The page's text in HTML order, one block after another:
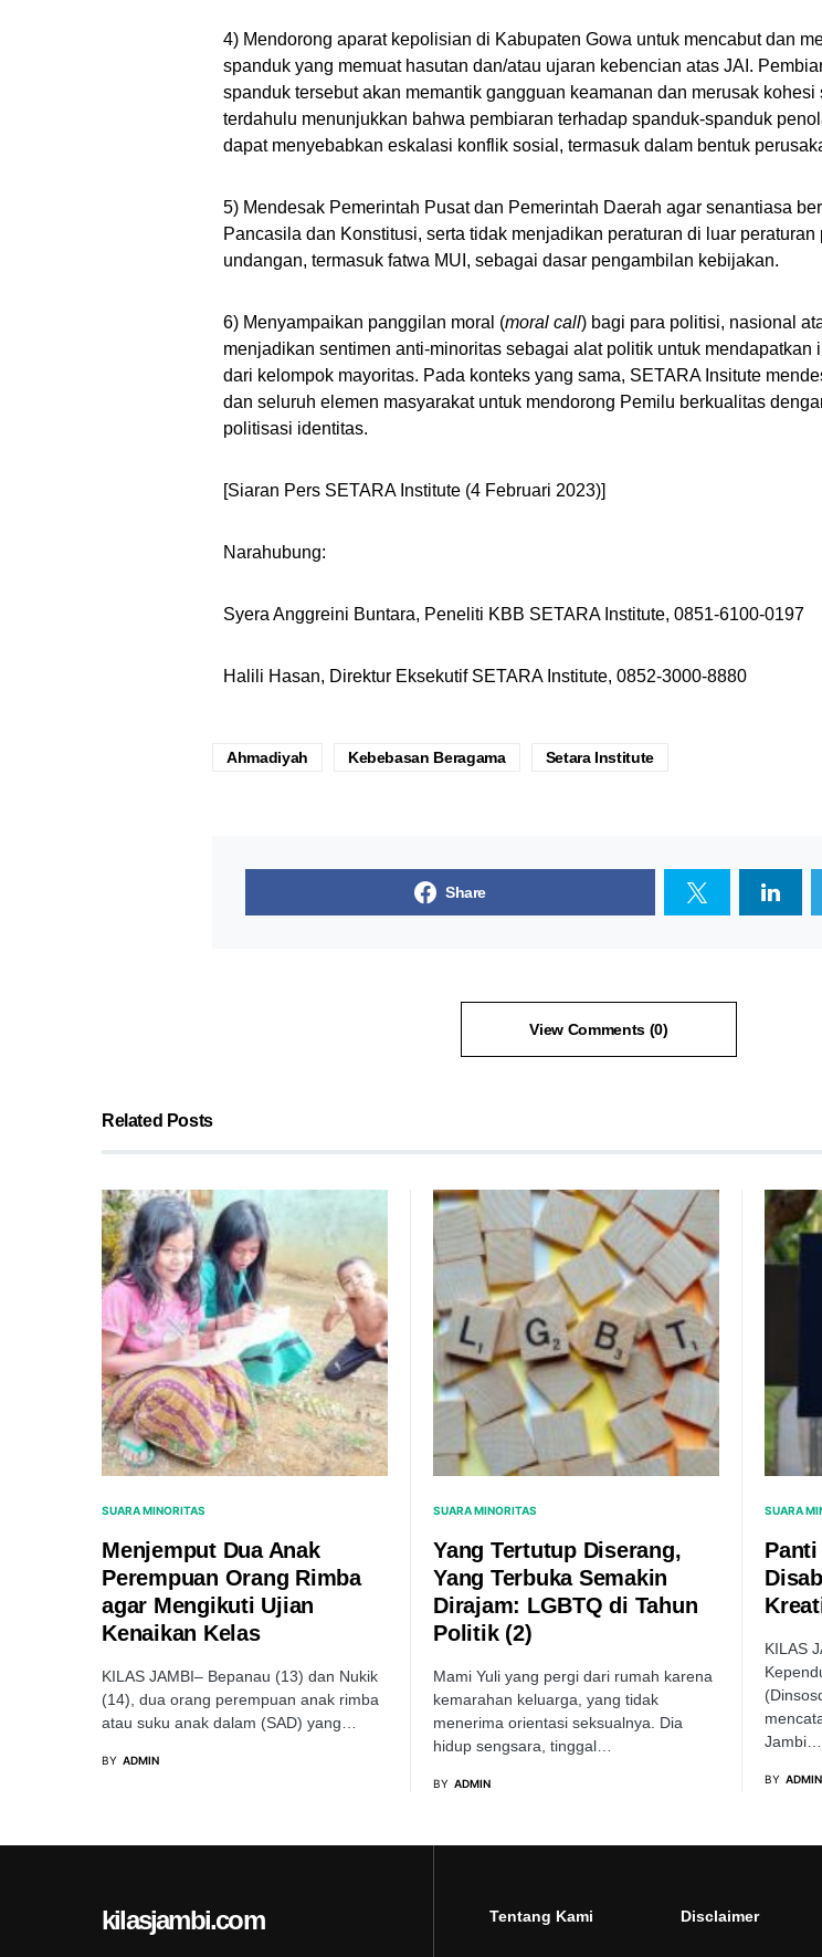
4) Mendorong aparat kepolisian di Kabupaten Gowa untuk mencabut dan
spanduk yang memuat hasutan dan/atau ujaran kebencian atas JAI.
spanduk tersebut akan memantik gangguan keamanan dan merusak kohesi
terdahulu menunjukkan bahwa pembiaran terhadap spanduk-spanduk
dapat menyebabkan eskalasi konflik sosial, termasuk dalam bentuk
5) Mendesak Pemerintah Pusat dan Pemerintah Daerah agar senantiasa
Pancasila dan Konstitusi, serta tidak menjadikan peraturan di luar peraturan
undangan, termasuk fatwa MUI, sebagai dasar pengambilan kebijakan.
6) Menyampaikan panggilan moral (moral call) bagi para politisi, nasional
menjadikan sentimen anti-minoritas sebagai alat politik untuk mendapatkan
dari kelompok mayoritas. Pada konteks yang sama, SETARA Insitute
dan seluruh elemen masyarakat untuk mendorong Pemilu berkualitas
politisasi identitas.
[Siaran Pers SETARA Institute (4 Februari 2023)]
Narahubung:
Syera Anggreini Buntara, Peneliti KBB SETARA Institute, 0851-6100-0197
Halili Hasan, Direktur Eksekutif SETARA Institute, 0852-3000-8880
Ahmadiyah Kebebasan Beragama Setara Institute
Share
View Comments (0)
Related Posts
SUARA MINORITAS
Menjemput Dua Anak
Perempuan Orang Rimba
agar Mengikuti Ujian
Kenaikan Kelas
KILAS JAMBI– Bepanau (13) dan Nukik
(14), dua orang perempuan anak rimba
atau suku anak dalam (SAD) yang…
BY ADMIN
SUARA MINORITAS
Yang Tertutup Diserang,
Yang Terbuka Semakin
Dirajam: LGBTQ di Tahun
Politik (2)
Mami Yuli yang pergi dari rumah karena
kemarahan keluarga, yang tidak
menerima orientasi seksualnya. Dia
hidup sengsara, tinggal…
BY ADMIN
SUARA
KILAS
Jambi…
BY ADMIN
kilasjambi.com Tentang Kami Disclaimer